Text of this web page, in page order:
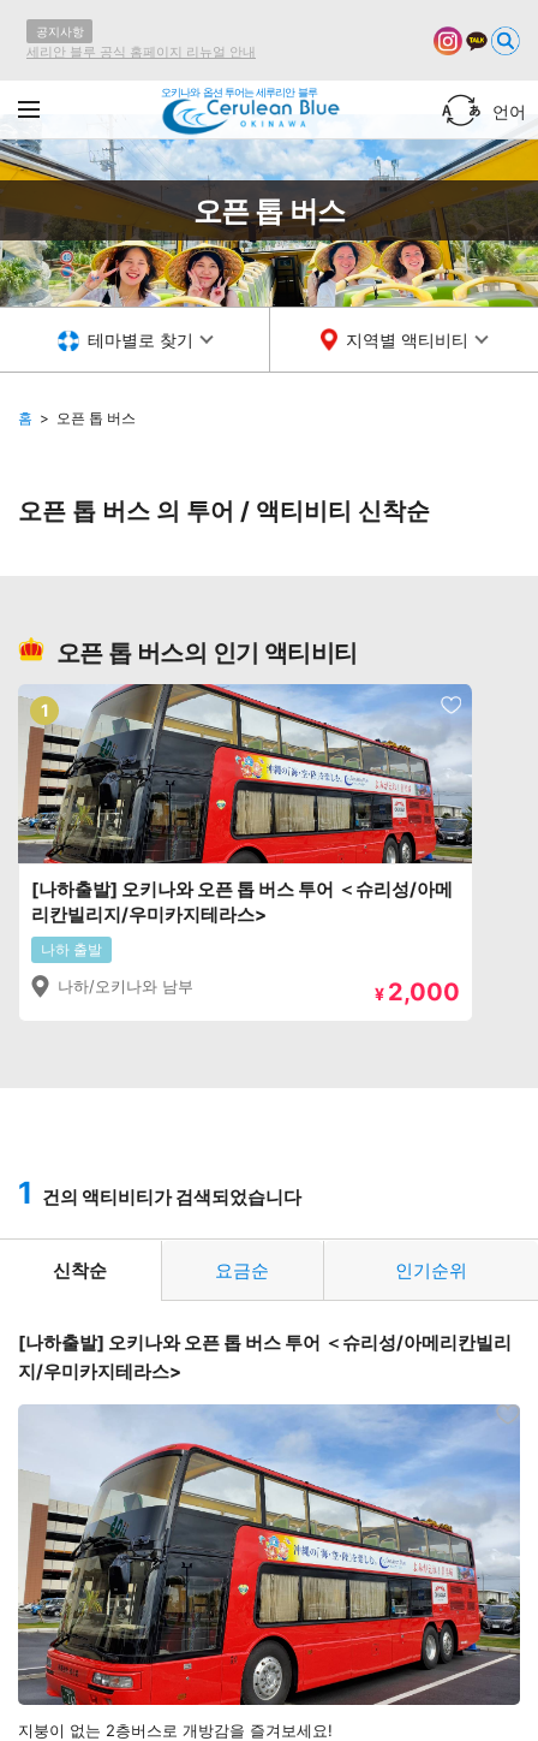
공지사항
세리안 블루 공식 홈페이지 리뉴얼 안내
오키나와 옵션 투어는 세루리안 블루
언어
홈 오픈 톱 버스
테마별로 찾기 지역별 액티비티
오픈 톱 버스
오픈 톱 버스 의 투어 / 액티비티 신착순
오픈 톱 버스의 인기 액티비티
1
[나하출발] 오키나와 오픈 톱 버스 투어 ＜슈리성/아메
리칸빌리지/우미카지테라스>
나하 출발
나하/오키나와 남부 ¥ 2,000
1 건의 액티비티가 검색되었습니다
신착순 요금순 인기순위
[나하출발] 오키나와 오픈 톱 버스 투어 ＜슈리성/아메리칸빌리
지/우미카지테라스>
지붕이 없는 2층버스로 개방감을 즐겨보세요!